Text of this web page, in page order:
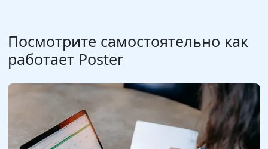
Посмотрите самостоятельно как
работает Poster